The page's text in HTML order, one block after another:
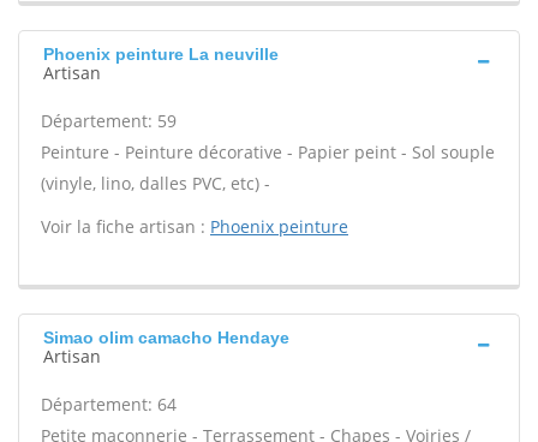
Phoenix peinture La neuville
Artisan
Département: 59
Peinture - Peinture décorative - Papier peint - Sol souple
(vinyle, lino, dalles PVC, etc) -
Voir la fiche artisan : Phoenix peinture
Simao olim camacho Hendaye
Artisan
Département: 64
Petite maçonnerie - Terrassement - Chapes - Voiries /